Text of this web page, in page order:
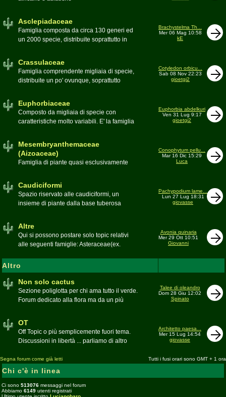
Asclepiadaceae
Famiglia composta da circa 130 generi ed
un 2000 specie, distribuite soprattutto in
Brachystelma Th...
Mer 06 Mag 10:58
kE
Crassulaceae
Famiglia comprendente migliaia di specie,
distribuite un po' ovunque, soprattutto
Cotyledon orbicu...
Sab 08 Nov 22:23
gioetgi2
Euphorbiaceae
Composto da migliaia di specie con
caratteristiche molto variabili. E' la famiglia
popolazioni anche nel nostro paese
Moderatorebeppe58
Euphorbia abdelkuri
Ven 31 Lug 9:17
gioetgi2
Mesembryanthemaceae
(Aizoaceae)
Famiglia di piante quasi esclusivamente
appartenenti alla famiglia
Conophytum pellu...
Mar 16 Dic 15:29
Luca
Caudiciformi
Spazio riservato alle caudiciformi, un
insieme di piante dalla base tuberosa
Pachypodium lame...
Lun 27 Lug 18:31
giovasse
Altre
Qui si possono postare solo topic relativi
alle seguenti famiglie: Asteraceae(ex.
Sansevieria; Lamiaceae (ex. Labiatae) gen.
Coleus e Plectranthus; Peperomiaceae gen.
Peperomia (solo specie succulente);
Geraniaceae gen. Pelargonium, Monsonia
Talinum, Portulacaria
Avonia quinaria
Mer 29 Ott 10:51
Giovanni
Altro
Non solo cactus
Sezione poliglotta per chi ama tutto il verde.
Forum dedicato alla flora ma da un più
Talee di oleandro
Dom 28 Giu 12:02
Spinato
OT
Off Topic o più semplicemente fuori tema.
Discussioni in libertà ... parliamo di altro
Architetto paesa...
Mer 15 Lug 14:54
giovasse
Segna forum come già letti Tutti i fusi orari sono GMT + 1 ora
Chi c'è in linea
Ci sono 513076 messaggi nel forum
Abbiamo 6149 utenti registrati